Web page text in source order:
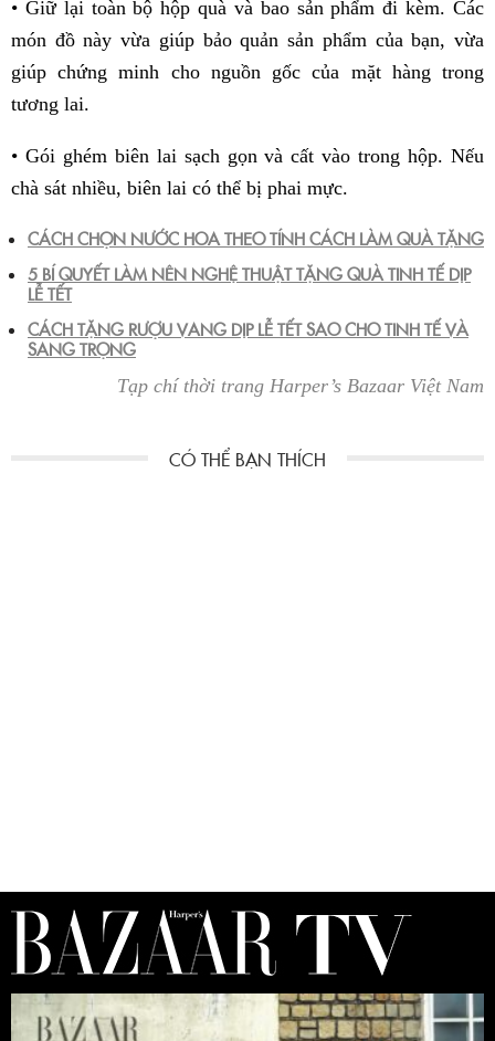
• Giữ lại toàn bộ hộp quà và bao sản phẩm đi kèm. Các
món đồ này vừa giúp bảo quản sản phẩm của bạn, vừa
giúp chứng minh cho nguồn gốc của mặt hàng trong
tương lai.
• Gói ghém biên lai sạch gọn và cất vào trong hộp. Nếu
chà sát nhiều, biên lai có thể bị phai mực.
CÁCH CHỌN NƯỚC HOA THEO TÍNH CÁCH LÀM QUÀ TẶNG
5 BÍ QUYẾT LÀM NÊN NGHỆ THUẬT TẶNG QUÀ TINH TẾ DỊP
LỄ TẾT
CÁCH TẶNG RƯỢU VANG DỊP LỄ TẾT SAO CHO TINH TẾ VÀ
SANG TRỌNG
Tạp chí thời trang Harper’s Bazaar Việt Nam